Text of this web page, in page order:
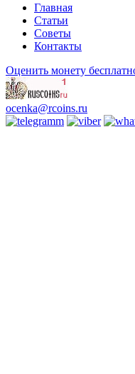
Главная
Статьи
Советы
Контакты
Оценить монету
ocenka@rcoins.ru